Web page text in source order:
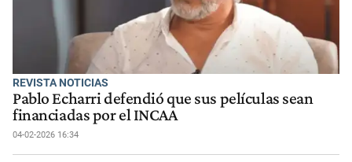
REVISTA NOTICIAS
Pablo Echarri defendió que sus películas sean
financiadas por el INCAA
04-02-2026 16:34